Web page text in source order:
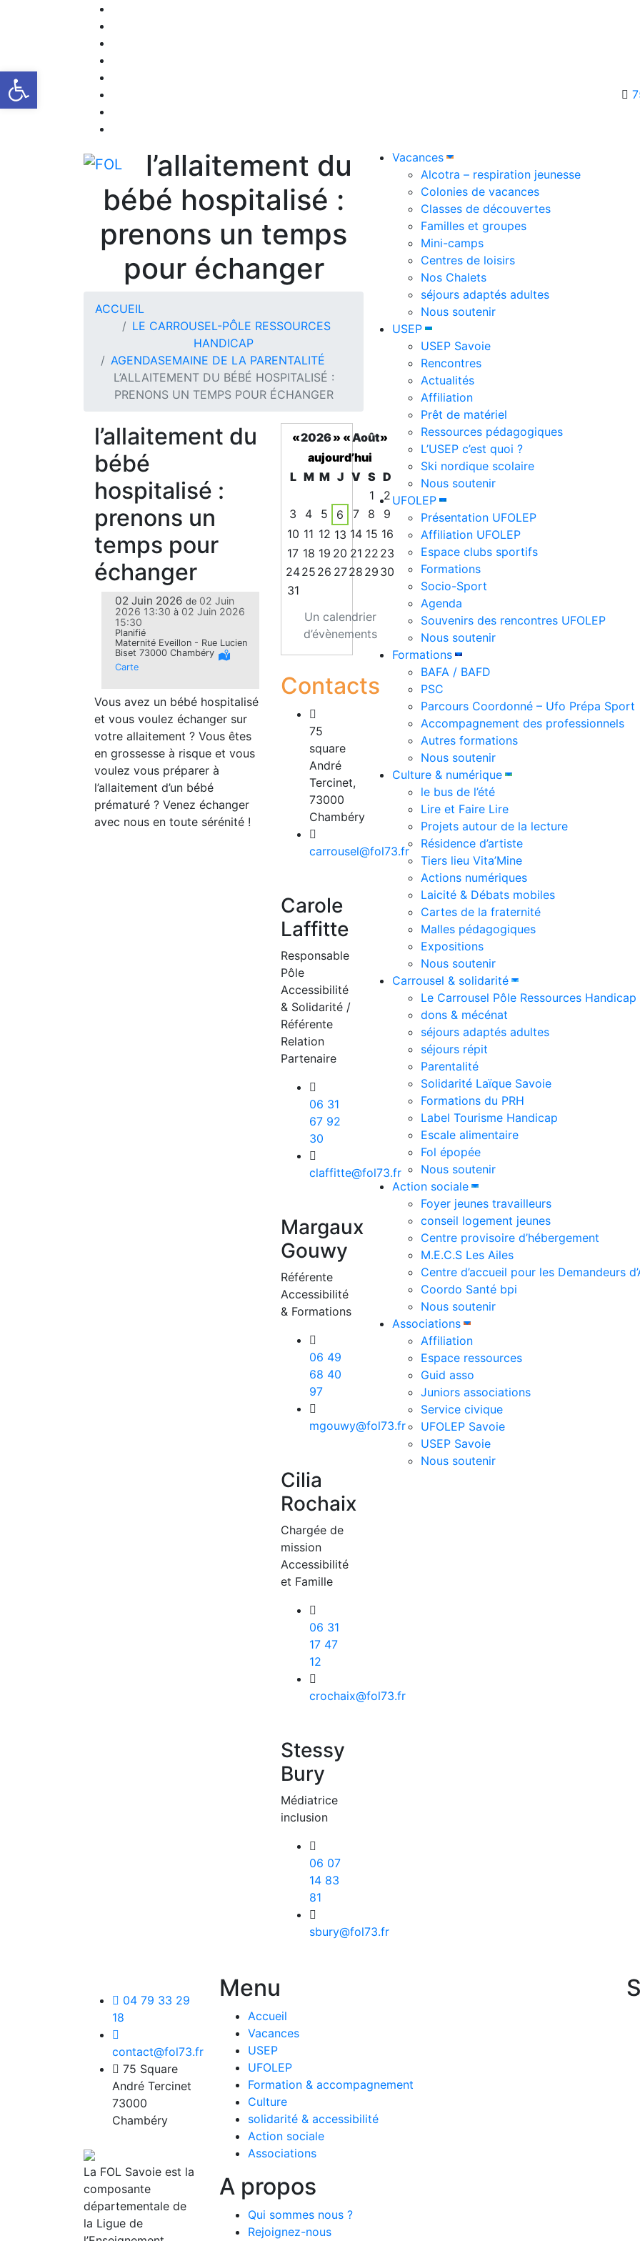
Vacances
Alcotra – respiration jeunesse
Colonies de vacances
Classes de découvertes
Familles et groupes
Mini-camps
Centres de loisirs
Nos Chalets
séjours adaptés adultes
Nous soutenir
USEP
USEP Savoie
Rencontres
Actualités
Affiliation
Prêt de matériel
Ressources pédagogiques
L’USEP c’est quoi ?
Ski nordique scolaire
Nous soutenir
UFOLEP
Présentation UFOLEP
Affiliation UFOLEP
Espace clubs sportifs
Formations
Socio-Sport
Agenda
Souvenirs des rencontres UFOLEP
Nous soutenir
Formations
BAFA / BAFD
PSC
Parcours Coordonné – Ufo Prépa Sport
Accompagnement des professionnels
Autres formations
Nous soutenir
Culture & numérique
le bus de l’été
Lire et Faire Lire
Projets autour de la lecture
Résidence d’artiste
Tiers lieu Vita’Mine
Actions numériques
Laicité & Débats mobiles
Cartes de la fraternité
Malles pédagogiques
Expositions
Nous soutenir
Carrousel & solidarité
Le Carrousel Pôle Ressources Handicap
dons & mécénat
séjours adaptés adultes
séjours répit
Parentalité
Solidarité Laïque Savoie
Formations du PRH
Label Tourisme Handicap
Escale alimentaire
Fol épopée
Nous soutenir
Action sociale
Foyer jeunes travailleurs
conseil logement jeunes
Centre provisoire d’hébergement
M.E.C.S Les Ailes
Centre d’accueil pour les Demandeurs
Coordo Santé bpi
Nous soutenir
Associations
Affiliation
Espace ressources
Guid asso
Juniors associations
Service civique
UFOLEP Savoie
USEP Savoie
Nous soutenir
l’allaitement du
bébé hospitalisé :
prenons un temps
pour échanger
ACCUEIL
LE CARROUSEL-PÔLE RESSOURCES
HANDICAP
AGENDASEMAINE DE LA PARENTALITÉ
L’ALLAITEMENT DU BÉBÉ HOSPITALISÉ :
PRENONS UN TEMPS POUR ÉCHANGER
l’allaitement du
bébé
hospitalisé :
prenons un
temps pour
échanger
02 Juin 2026 de 02 Juin
2026 13:30 à 02 Juin 2026
15:30
Planifié
Maternité Eveillon - Rue Lucien
Biset 73000 Chambéry
Carte
Vous avez un bébé hospitalisé
et vous voulez échanger sur
votre allaitement ? Vous êtes
en grossesse à risque et vous
voulez vous préparer à
l’allaitement d’un bébé
prématuré ? Venez échanger
avec nous en toute sérénité !
Un calendrier
d’évènements
«2026» «Août»
aujourd’hui
L M M J V S D
1
2
3
4 5 6 7 8
9
10 11 12 13 14 15 16
17 18 19 20 21 22 23
2425 26 2728 29 30
31
Contacts
75
square
André
Tercinet,
73000
Chambéry
carrousel@fol73.fr
Carole
Laffitte
Responsable
Pôle
Accessibilité
& Solidarité /
Référente
Relation
Partenaire
06 31
67 92
30
claffitte@fol73.fr
Margaux
Gouwy
Référente
Accessibilité
& Formations
06 49
68 40
97
mgouwy@fol73.fr
Cilia
Rochaix
Chargée de
mission
Accessibilité
et Famille
06 31
17 47
12
crochaix@fol73.fr
Stessy
Bury
Médiatrice
inclusion
06 07
14 83
81
sbury@fol73.fr
04 79 33 29
18
contact@fol73.fr
75 Square
André Tercinet
73000
Chambéry
La FOL Savoie est la
composante
départementale de
la Ligue de
Menu
Accueil
Vacances
USEP
UFOLEP
Formation & accompagnement
Culture
solidarité & accessibilité
Action sociale
Associations
A propos
Qui sommes nous ?
Rejoignez-nous
Ouvrir la barre d’outils